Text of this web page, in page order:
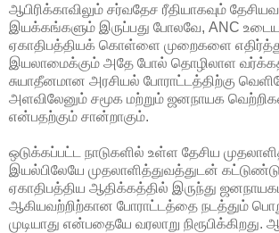
ஆபிரிக்காவிலும் சர்வதேச ரீதியாகவும்
இயக்கங்களும் இருப்பது போலவே, ANC
ஏகாதிபத்தியக் கொள்ளை முறைகளை
இயலாமைக்கும் அதே போல் தொழிலாள
சுயாதீனமான அரசியல் போராட்டத்திற்கு
அளவிலேனும் சமூக மற்றும் ஜனநாயக
என்பதற்கும் சான்றாகும்.
ஒடுக்கப்பட்ட நாடுகளில் உள்ள தேசிய
இயல்பிலேயே முதலாளித்துவத்துடன்
ஏகாதிபத்திய ஆதிக்கத்தில் இருந்து
ஆகியவற்றிற்கான போராட்டத்தை நடத்தும்
முடியாது என்பதையே வரலாறு நிரூபிக்கிறது.